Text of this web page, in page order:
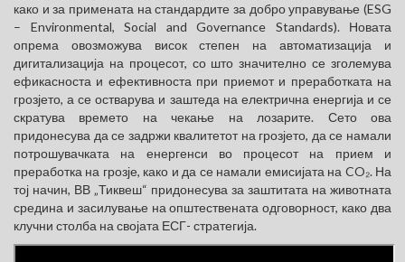
како и за примената на стандардите за добро управување (ESG
– Environmental, Social and Governance Standards). Новата
опрема овозможува висок степен на автоматизација и
дигитализација на процесот, со што значително се зголемува
ефикасноста и ефективноста при приемот и преработката на
грозјето, а се остварува и заштеда на електрична енергија и се
скратува времето на чекање на лозарите. Сето ова
придонесува да се задржи квалитетот на грозјето, да се намали
потрошувачката на енергенси во процесот на прием и
преработка на грозје, како и да се намали емисијата на CO₂. На
тој начин, ВВ „Тиквеш“ придонесува за заштитата на животната
средина и засилување на општествената одговорност, како два
клучни столба на својата ЕСГ- стратегија.